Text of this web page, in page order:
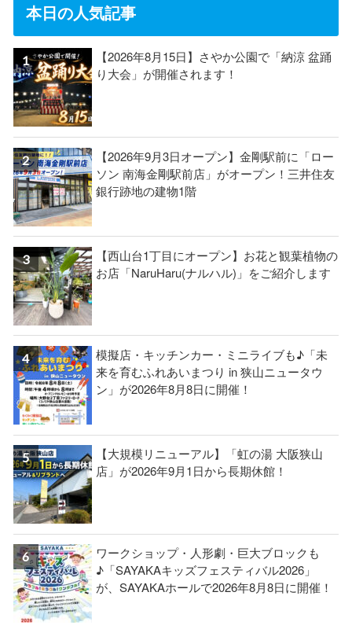
本日の人気記事
【2026年8月15日】さやか公園で「納涼 盆踊
り大会」が開催されます！
【2026年9月3日オープン】金剛駅前に「ロー
ソン 南海金剛駅前店」がオープン！三井住友
銀行跡地の建物1階
【西山台1丁目にオープン】お花と観葉植物の
お店「NaruHaru(ナルハル)」をご紹介します
模擬店・キッチンカー・ミニライブも♪「未
来を育むふれあいまつり in 狭山ニュータウ
ン」が2026年8月8日に開催！
【大規模リニューアル】「虹の湯 大阪狭山
店」が2026年9月1日から長期休館！
ワークショップ・人形劇・巨大ブロックも
♪「SAYAKAキッズフェスティバル2026」
が、SAYAKAホールで2026年8月8日に開催！